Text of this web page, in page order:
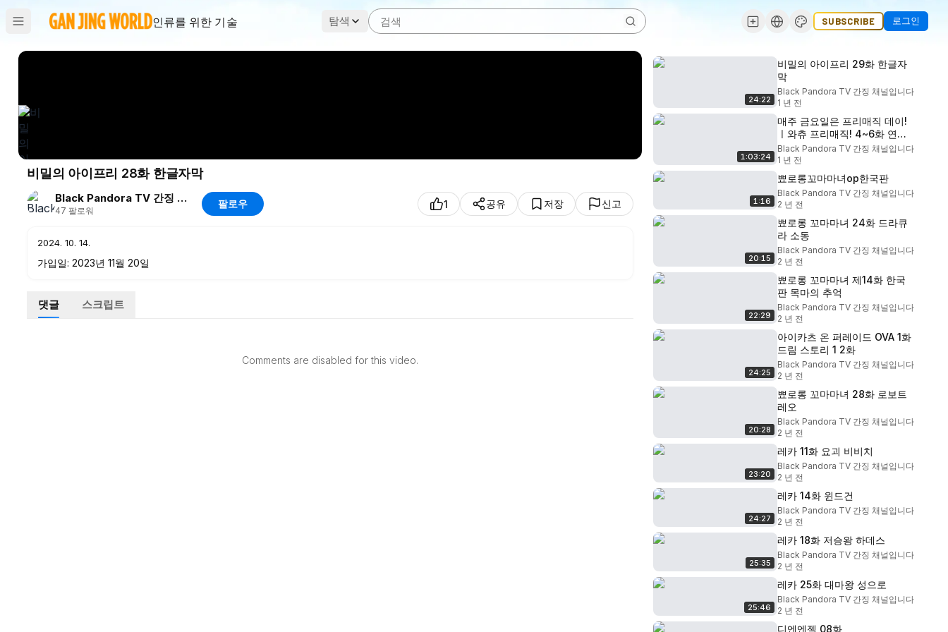
인류를 위한 기술 탐색 SUBSCRIBE 로그인
비밀의 아이프리 28화 한글자막
Black Pandora TV 간징 채널입니다
47 팔로워
팔로우 1 공유 저장 신고
2024. 10. 14.
가입일: 2023년 11월 20일
댓글 스크립트
Comments are disabled for this video.
24:22
비밀의 아이프리 29화 한글자
막
Black Pandora TV 간징 채널입니다
1 년 전
1:03:24
매주 금요일은 프리매직 데이!
ㅣ와츄 프리매직! 4~6화 연속
방영ㅣ프리티 시리즈 최신작
Black Pandora TV 간징 채널입니다
1 년 전
1:16
뾰로롱꼬마마녀op한국판
Black Pandora TV 간징 채널입니다
2 년 전
20:15
뾰로롱 꼬마마녀 24화 드라큐
라 소동
Black Pandora TV 간징 채널입니다
2 년 전
22:29
뾰로롱 꼬마마녀 제14화 한국
판 목마의 추억
Black Pandora TV 간징 채널입니다
2 년 전
24:25
아이카츠 온 퍼레이드 OVA 1화
드림 스토리 1 2화
Black Pandora TV 간징 채널입니다
2 년 전
20:28
뾰로롱 꼬마마녀 28화 로보트
레오
Black Pandora TV 간징 채널입니다
2 년 전
23:20
레카 11화 요괴 비비치
Black Pandora TV 간징 채널입니다
2 년 전
24:27
레카 14화 윈드건
Black Pandora TV 간징 채널입니다
2 년 전
25:35
레카 18화 저승왕 하데스
Black Pandora TV 간징 채널입니다
2 년 전
25:46
레카 25화 대마왕 성으로
Black Pandora TV 간징 채널입니다
2 년 전
디엔엔젤 08화